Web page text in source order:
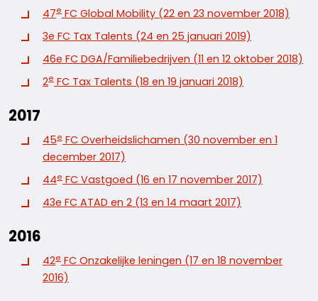
47e FC Global Mobility (22 en 23 november 2018)
3e FC Tax Talents (24 en 25 januari 2019)
46e FC DGA/Familiebedrijven (11 en 12 oktober 2018)
2e FC Tax Talents (18 en 19 januari 2018)
2017
45e FC Overheidslichamen (30 november en 1
december 2017)
44e FC Vastgoed (16 en 17 november 2017)
43e FC ATAD en 2 (13 en 14 maart 2017)
2016
42e FC Onzakelijke leningen (17 en 18 november
2016)